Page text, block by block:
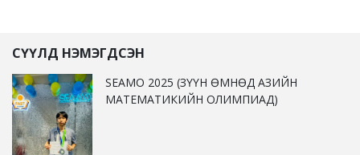
СҮҮЛД НЭМЭГДСЭН
SEAMO 2025 (ЗҮҮН ӨМНӨД АЗИЙН
МАТЕМАТИКИЙН ОЛИМПИАД)